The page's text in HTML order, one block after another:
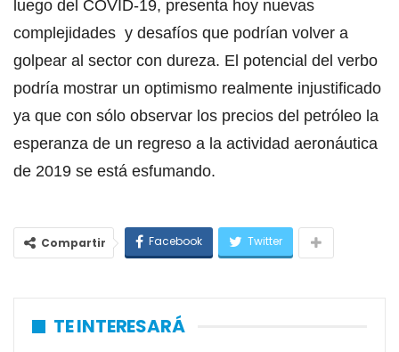
luego del COVID-19, presenta hoy nuevas
complejidades y desafíos que podrían volver a
golpear al sector con dureza. El potencial del verbo
podría mostrar un optimismo realmente injustificado
ya que con sólo observar los precios del petróleo la
esperanza de un regreso a la actividad aeronáutica
de 2019 se está esfumando.
Compartir Facebook Twitter
TE INTERESARÁ